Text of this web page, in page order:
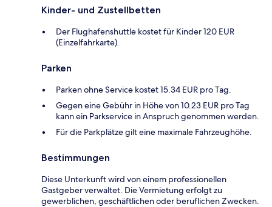
Kinder- und Zustellbetten
Der Flughafenshuttle kostet für Kinder 120 EUR
(Einzelfahrkarte).
Parken
Parken ohne Service kostet 15.34 EUR pro Tag.
Gegen eine Gebühr in Höhe von 10.23 EUR pro Tag
kann ein Parkservice in Anspruch genommen werden.
Für die Parkplätze gilt eine maximale Fahrzeughöhe.
Bestimmungen
Diese Unterkunft wird von einem professionellen
Gastgeber verwaltet. Die Vermietung erfolgt zu
gewerblichen, geschäftlichen oder beruflichen Zwecken.